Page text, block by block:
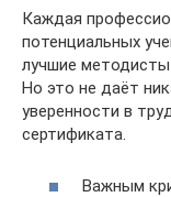
Каждая
потенциальных
лучшие методисты
Но это не даёт
уверенности в
сертификата.
Важным